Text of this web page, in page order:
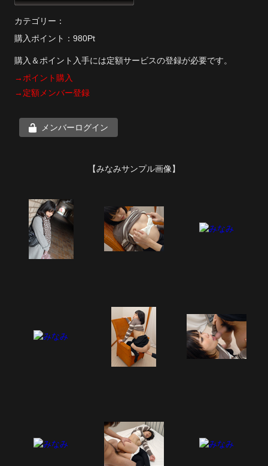
カテゴリー：
購入ポイント：980Pt
購入＆ポイント入手には定額サービスの登録が必要です。
→ポイント購入
→定額メンバー登録
メンバーログイン
【みなみサンプル画像】